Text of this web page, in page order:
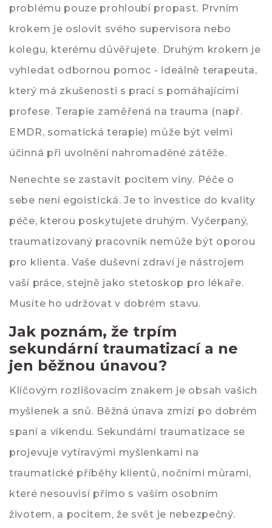
problému pouze prohloubí propast. Prvním
krokem je oslovit svého supervisora nebo
kolegu, kterému důvěřujete. Druhým krokem je
vyhledat odbornou pomoc - ideálně terapeuta,
který má zkušenosti s prací s pomáhajícími
profese. Terapie zaměřená na trauma (např.
EMDR, somatická terapie) může být velmi
účinná při uvolnění nahromaděné zátěže.
Nenechte se zastavit pocitem viny. Péče o
sebe není egoistická. Je to investice do kvality
péče, kterou poskytujete druhým. Vyčerpaný,
traumatizovaný pracovník nemůže být oporou
pro klienta. Vaše duševní zdraví je nástrojem
vaší práce, stejně jako stetoskop pro lékaře.
Musíte ho udržovat v dobrém stavu.
Jak poznám, že trpím
sekundární traumatizací a ne
jen běžnou únavou?
Klíčovým rozlišovacím znakem je obsah vašich
myšlenek a snů. Běžná únava zmizí po dobrém
spaní a víkendu. Sekundární traumatizace se
projevuje vytíravými myšlenkami na
traumatické příběhy klientů, nočními můrami,
které nesouvisí přímo s vaším osobním
životem, a pocitem, že svět je nebezpečný.